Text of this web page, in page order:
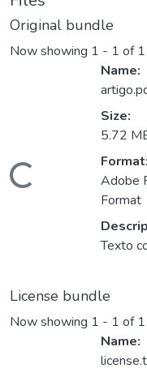
Original bundle
Now showing 1 - 1 of 1
Name:
Size:
5.72
Format:
Adobe
Format
Texto
License bundle
Now showing 1 - 1 of 1
Name: